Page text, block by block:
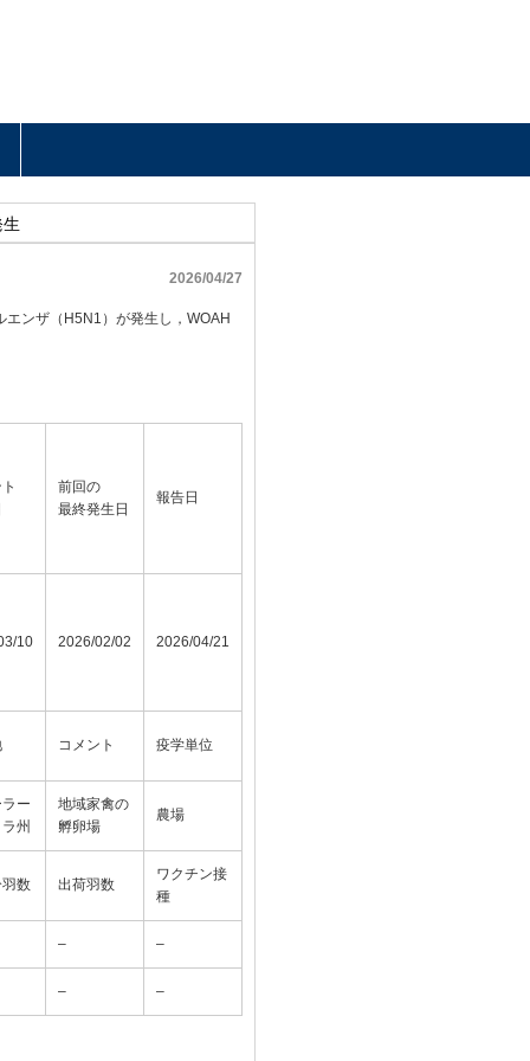
2026/04/27
ンザ（H5N1）が発生し，WOAH
前回の
最終発生日
報告日
10 2026/02/02 2026/04/21
コメント 疫学単位
ー
州
地域家禽の
孵卵場
農場
数 出荷羽数
ワクチン接
種
– –
– –